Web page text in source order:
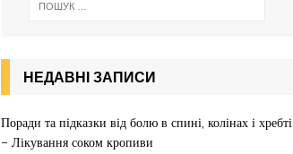
НЕДАВНІ ЗАПИСИ
Поради та підказки від болю в спині, колінах і хребті
– Лікування соком кропиви